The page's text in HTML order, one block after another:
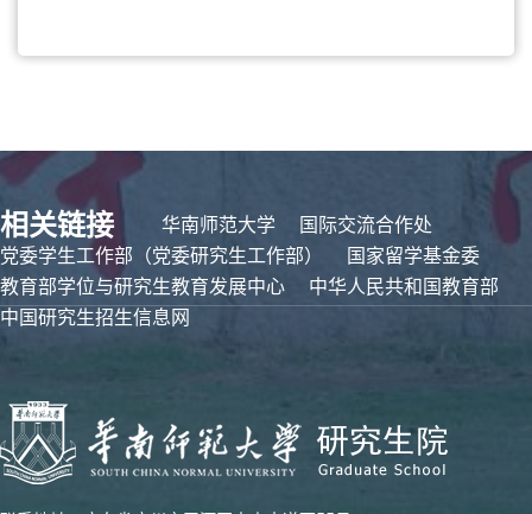
相关链接 华南师范大学
国际交流合作处
党委学生工作部（党委研究生工作部）
国家留学基金委
教育部学位与研究生教育发展中心
中华人民共和国教育部
中国研究生招生信息网